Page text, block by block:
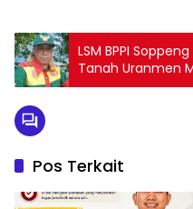
LSM BPPI
Tanah Uranmen
Kabupaten
Pos Terkait